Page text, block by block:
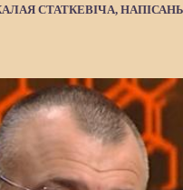
СТАТКЕВІЧА,